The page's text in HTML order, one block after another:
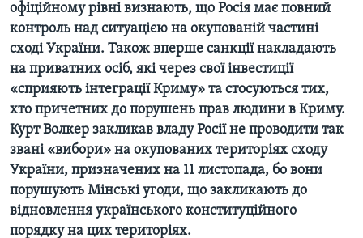
офіційному рівні визнають, що Росія має повний
контроль над ситуацією на окупованій частині
сході України. Також вперше санкції накладають
на приватних осіб, які через свої інвестиції
«сприяють інтеграції Криму» та стосуються тих,
хто причетних до порушень прав людини в Криму.
Курт Волкер закликав владу Росії не проводити так
звані «вибори» на окупованих територіях сходу
України, призначених на 11 листопада, бо вони
порушують Мінські угоди, що закликають до
відновлення українського конституційного
порядку на цих територіях.